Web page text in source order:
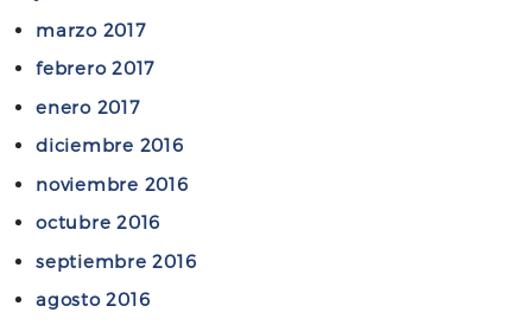
marzo 2017
febrero 2017
enero 2017
diciembre 2016
noviembre 2016
octubre 2016
septiembre 2016
agosto 2016